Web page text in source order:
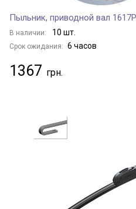
Пыльник, приводной вал
В наличии: 10 шт.
Срок ожидания: 6 часов
1367